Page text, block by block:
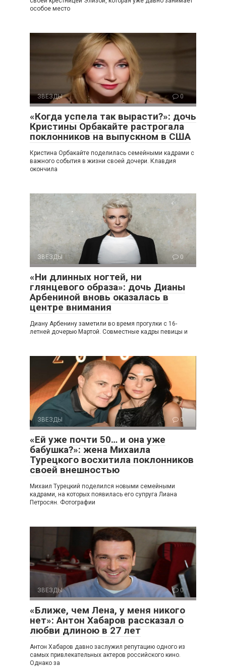
особое место
ЗВЕЗДЫ 0
«Когда успела так вырасти?»: дочь
Кристины Орбакайте растрогала
поклонников на выпускном в США
Кристина Орбакайте поделилась семейными кадрами с
важного события в жизни своей дочери. Клавдия
окончила
ЗВЕЗДЫ 0
«Ни длинных ногтей, ни
глянцевого образа»: дочь Дианы
Арбениной вновь оказалась в
центре внимания
Диану Арбенину заметили во время прогулки с 16-
летней дочерью Мартой. Совместные кадры певицы и
ЗВЕЗДЫ 0
«Ей уже почти 50… и она уже
бабушка?»: жена Михаила
Турецкого восхитила поклонников
своей внешностью
Михаил Турецкий поделился новыми семейными
кадрами, на которых появилась его супруга Лиана
Петросян. Фотографии
ЗВЕЗДЫ 0
«Ближе, чем Лена, у меня никого
нет»: Антон Хабаров рассказал о
любви длиною в 27 лет
Антон Хабаров давно заслужил репутацию одного из
самых привлекательных актеров российского кино.
Однако за